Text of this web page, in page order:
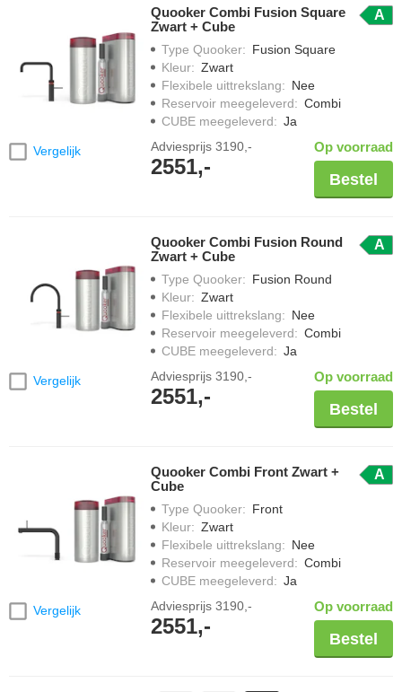
Vergelijk
Quooker Combi Fusion Square
Zwart + Cube
A
Type Quooker: Fusion Square
Kleur: Zwart
Flexibele uittrekslang: Nee
Reservoir meegeleverd: Combi
CUBE meegeleverd: Ja
Adviesprijs 3190,-
2551,-
Op voorraad
Bestel
Vergelijk
Quooker Combi Fusion Round
Zwart + Cube
A
Type Quooker: Fusion Round
Kleur: Zwart
Flexibele uittrekslang: Nee
Reservoir meegeleverd: Combi
CUBE meegeleverd: Ja
Adviesprijs 3190,-
2551,-
Op voorraad
Bestel
Vergelijk
Quooker Combi Front Zwart +
Cube
A
Type Quooker: Front
Kleur: Zwart
Flexibele uittrekslang: Nee
Reservoir meegeleverd: Combi
CUBE meegeleverd: Ja
Adviesprijs 3190,-
2551,-
Op voorraad
Bestel